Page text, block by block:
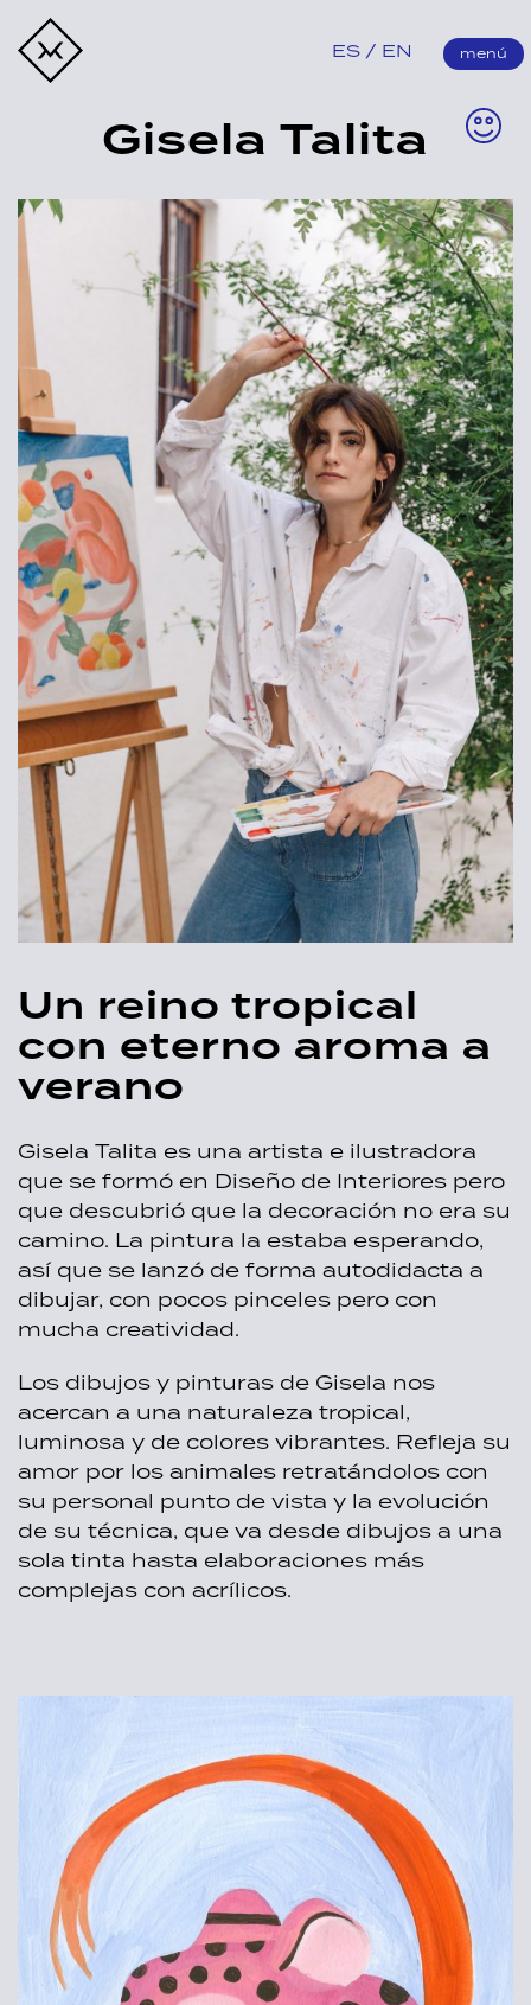
ES EN menú
Gisela Talita
Un reino tropical
con eterno aroma a
verano
Gisela Talita es una artista e ilustradora
que se formó en Diseño de Interiores pero
que descubrió que la decoración no era su
camino. La pintura la estaba esperando,
así que se lanzó de forma autodidacta a
dibujar, con pocos pinceles pero con
mucha creatividad.
Los dibujos y pinturas de Gisela nos
acercan a una naturaleza tropical,
luminosa y de colores vibrantes. Refleja su
amor por los animales retratándolos con
su personal punto de vista y la evolución
de su técnica, que va desde dibujos a una
sola tinta hasta elaboraciones más
complejas con acrílicos.